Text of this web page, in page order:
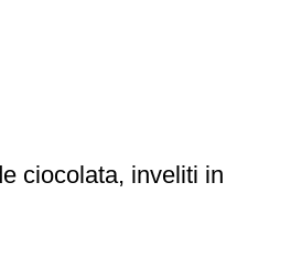
ciocolata, inveliti in